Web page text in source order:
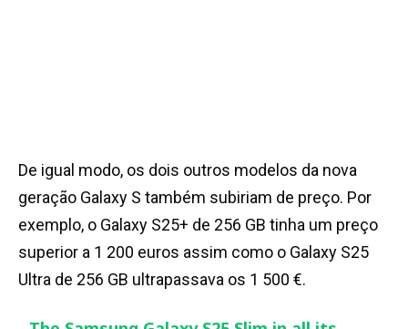
De igual modo, os dois outros modelos da nova
geração Galaxy S também subiriam de preço. Por
exemplo, o Galaxy S25+ de 256 GB tinha um preço
superior a 1 200 euros assim como o Galaxy S25
Ultra de 256 GB ultrapassava os 1 500 €.